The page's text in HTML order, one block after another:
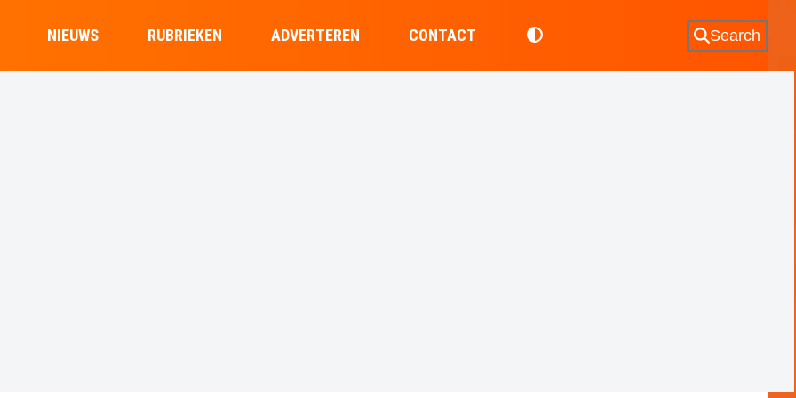
NIEUWS RUBRIEKEN ADVERTEREN CONTACT Search